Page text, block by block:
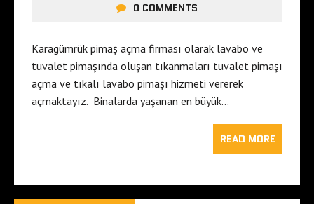
0 COMMENTS
Karagümrük pimaş açma firması olarak lavabo ve
tuvalet pimaşında oluşan tıkanmaları tuvalet pimaşı
açma ve tıkalı lavabo pimaşı hizmeti vererek
açmaktayız. Binalarda yaşanan en büyük…
READ MORE